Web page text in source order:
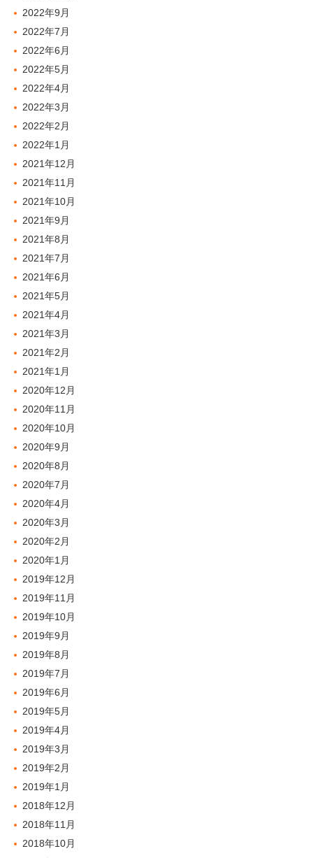
2022年9月
2022年7月
2022年6月
2022年5月
2022年4月
2022年3月
2022年2月
2022年1月
2021年12月
2021年11月
2021年10月
2021年9月
2021年8月
2021年7月
2021年6月
2021年5月
2021年4月
2021年3月
2021年2月
2021年1月
2020年12月
2020年11月
2020年10月
2020年9月
2020年8月
2020年7月
2020年4月
2020年3月
2020年2月
2020年1月
2019年12月
2019年11月
2019年10月
2019年9月
2019年8月
2019年7月
2019年6月
2019年5月
2019年4月
2019年3月
2019年2月
2019年1月
2018年12月
2018年11月
2018年10月